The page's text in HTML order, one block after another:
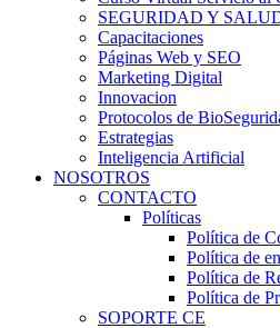
SEGURIDAD Y
Capacitaciones
Páginas Web y SEO
Marketing Digital
Innovacion
Protocolos de
Estrategias
Inteligencia Artificial
NOSOTROS
CONTACTO
Políticas
Política de
Política de
Política de
Política de
SOPORTE CE